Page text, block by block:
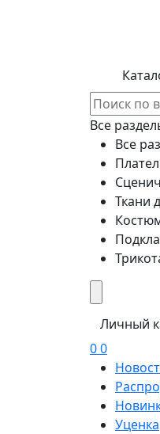
Все
Все
Ткани
Личный
00
Уценка